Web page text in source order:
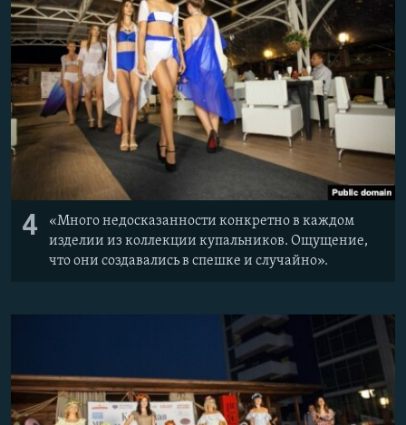
4
«Много недосказанности конкретно в каждом
изделии из коллекции купальников. Ощущение,
что они создавались в спешке и случайно».